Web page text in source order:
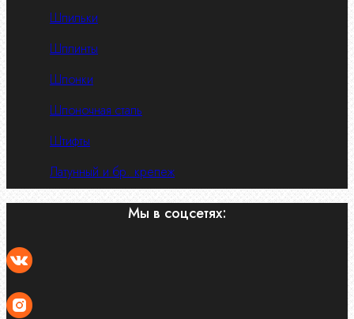
Шпильки
Шплинты
Шпонки
Шпоночная сталь
Штифты
Латунный и бр. крепеж
Мы в соцсетях: